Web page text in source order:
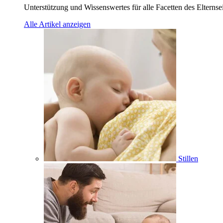
Unterstützung und Wissenswertes für alle Facetten des
Alle Artikel anzeigen
Stillen